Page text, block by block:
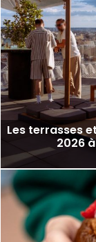
Les terrasses
2026